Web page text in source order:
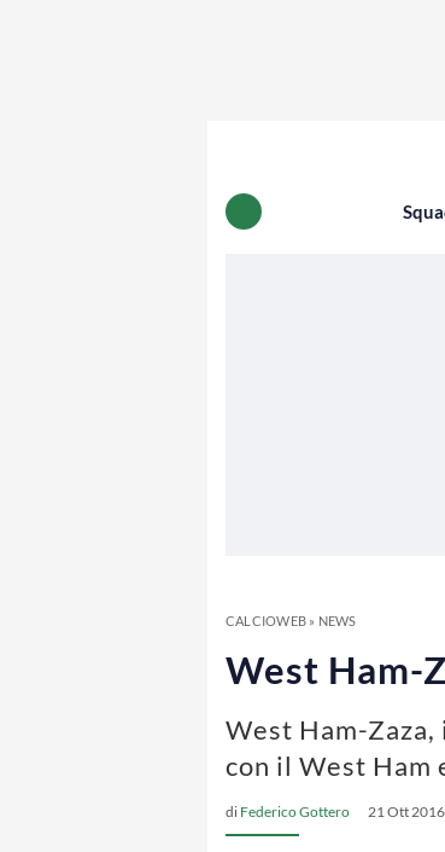
CALCIOWEB» NEWS
West Ham-
West Ham-
con il West Ham
di Federico Gottero 21 Ott